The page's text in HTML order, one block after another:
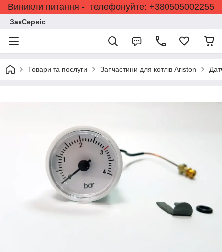
Виникли питання - телефонуйте: +380505002255
ЗакСервіс
Товари та послуги Запчастини для котлів Ariston